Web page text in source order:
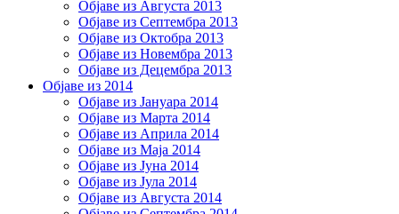
Објаве из Августа 2013
Објаве из Септембра 2013
Објаве из Октобра 2013
Објаве из Новембра 2013
Објаве из Децембра 2013
Објаве из 2014
Објаве из Јануара 2014
Објаве из Марта 2014
Објаве из Априла 2014
Објаве из Маја 2014
Објаве из Јуна 2014
Објаве из Јула 2014
Објаве из Августа 2014